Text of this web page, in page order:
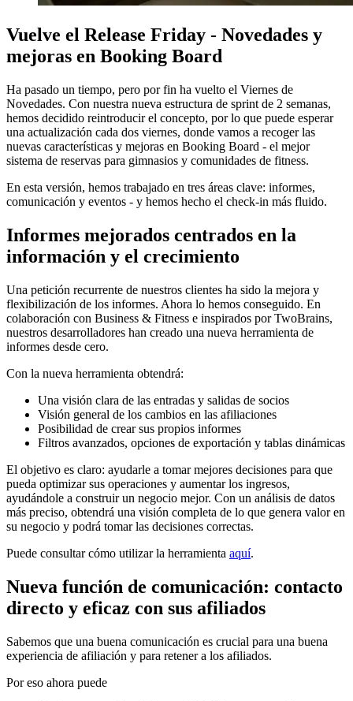
Vuelve el Release Friday - Novedades y
mejoras en Booking Board
Ha pasado un tiempo, pero por fin ha vuelto el Viernes de
Novedades. Con nuestra nueva estructura de sprint de 2 semanas,
hemos decidido reintroducir el concepto, por lo que puede esperar
una actualización cada dos viernes, donde vamos a recoger las
nuevas características y mejoras en Booking Board - el mejor
sistema de reservas para gimnasios y comunidades de fitness.
En esta versión, hemos trabajado en tres áreas clave: informes,
comunicación y eventos - y hemos hecho el check-in más fluido.
Informes mejorados centrados en la
información y el crecimiento
Una petición recurrente de nuestros clientes ha sido la mejora y
flexibilización de los informes. Ahora lo hemos conseguido. En
colaboración con Business & Fitness e inspirados por TwoBrains,
nuestros desarrolladores han creado una nueva herramienta de
informes desde cero.
Con la nueva herramienta obtendrá:
Una visión clara de las entradas y salidas de socios
Visión general de los cambios en las afiliaciones
Posibilidad de crear sus propios informes
Filtros avanzados, opciones de exportación y tablas dinámicas
El objetivo es claro: ayudarle a tomar mejores decisiones para que
pueda optimizar sus operaciones y aumentar los ingresos,
ayudándole a construir un negocio mejor. Con un análisis de datos
más preciso, obtendrá una visión completa de lo que genera valor en
su negocio y podrá tomar las decisiones correctas.
Puede consultar cómo utilizar la herramienta aquí.
Nueva función de comunicación: contacto
directo y eficaz con sus afiliados
Sabemos que una buena comunicación es crucial para una buena
experiencia de afiliación y para retener a los afiliados.
Por eso ahora puede